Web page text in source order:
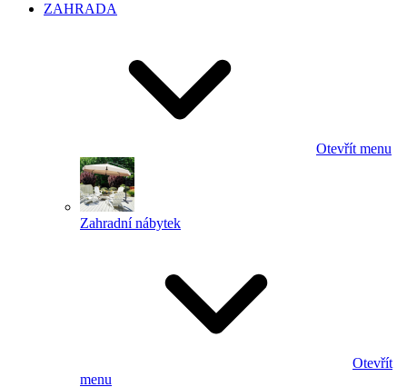
ZAHRADA
Otevřít menu
Zahradní nábytek
Otevřít
menu